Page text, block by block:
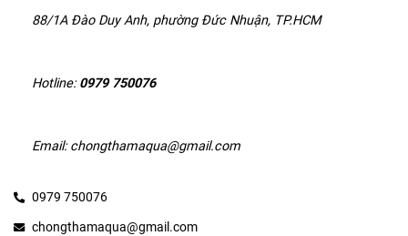
88/1A Đào Duy Anh, phường Đức Nhuận, TP.HCM
Hotline: 0979 750076
Email: chongthamaqua@gmail.com
0979 750076
chongthamaqua@gmail.com